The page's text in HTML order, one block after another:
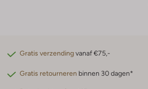
Gratis verzendingvanaf €75,-
Gratis retourneren binnen 30 dagen*